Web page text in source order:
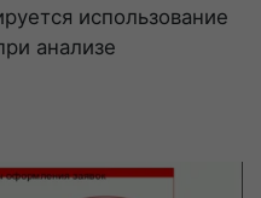
использование
анализе